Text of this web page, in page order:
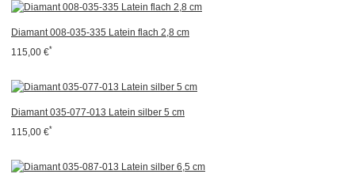
Diamant 008-035-335 Latein flach 2,8 cm
115,00 €*
Diamant 035-077-013 Latein silber 5 cm
115,00 €*